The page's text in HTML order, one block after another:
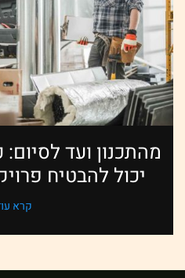
מהתכנון ועד
יכול להבטיח
קרא